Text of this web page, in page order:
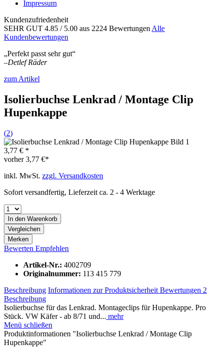
Impressum
Kundenzufriedenheit
SEHR GUT 4.85 / 5.00 aus 2224 Bewertungen Alle
Kundenbewertungen
„Perfekt passt sehr gut“
–Detlef Räder
zum Artikel
Isolierbuchse Lenkrad / Montage Clip
Hupenkappe
(2)
3,77 € *
vorher3,77 €*
inkl. MwSt. zzgl. Versandkosten
Sofort versandfertig, Lieferzeit ca. 2 - 4 Werktage
In den Warenkorb
Vergleichen
Merken
Bewerten Empfehlen
Artikel-Nr.: 4002709
Originalnummer: 113 415 779
Beschreibung Informationen zur Produktsicherheit Bewertungen 2
Beschreibung
Isolierbuchse für das Lenkrad. Montageclips für Hupenkappe. Pro
Stück. VW Käfer - ab 8/71 und... mehr
Menü schließen
Produktinformationen "Isolierbuchse Lenkrad / Montage Clip
Hupenkappe"